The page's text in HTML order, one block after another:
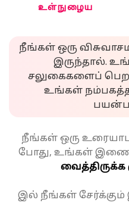
உள்நுழைய
நீங்கள் ஒரு
இருந்தால்.
சலுகைகளைப்
உங்கள்
நீங்கள் ஒரு
போது, உங்கள்
வைத்திருக்க
இல் நீங்கள்